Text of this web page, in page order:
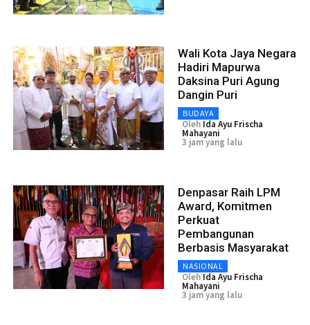
Wali Kota Jaya Negara
Hadiri Mapurwa
Daksina Puri Agung
Dangin Puri
BUDAYA
Oleh Ida Ayu Frischa
Mahayani
3 jam yang lalu
Denpasar Raih LPM
Award, Komitmen
Perkuat
Pembangunan
Berbasis Masyarakat
NASIONAL
Oleh Ida Ayu Frischa
Mahayani
3 jam yang lalu